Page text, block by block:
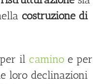
costruzione di
il camino e per
loro declinazioni